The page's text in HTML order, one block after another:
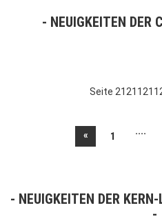
NEUIGKEITEN DER
Seite
« 1 ....
NEUIGKEITEN DER